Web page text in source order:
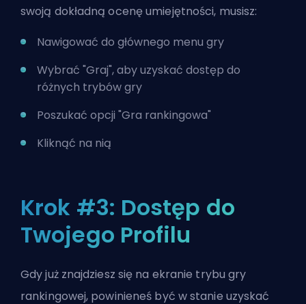
swoją dokładną ocenę umiejętności, musisz:
Nawigować do głównego menu gry
Wybrać "Graj", aby uzyskać dostęp do
różnych trybów gry
Poszukać opcji "Gra rankingowa"
Kliknąć na nią
Krok #3: Dostęp do
Twojego Profilu
Gdy już znajdziesz się na ekranie trybu gry
rankingowej, powinieneś być w stanie uzyskać